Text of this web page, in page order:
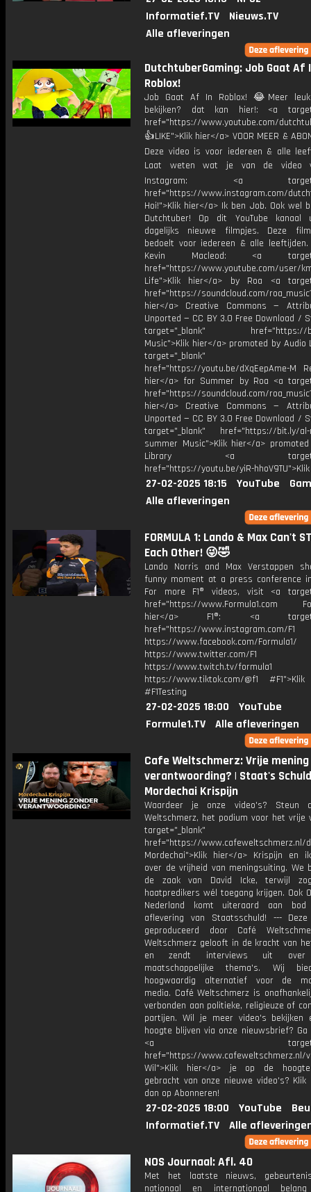
Informatief.TV
Nieuws.TV
Alle afleveringen
DutchtuberGaming: Job Gaat Af
Roblox!
Job Gaat Af In Roblox! 😂Meer
bekijken? dat kan hier!: <a
href="https://www.youtube.com/
👍LIKE">Klik hier</a> VOOR MEER &
Deze video is voor iedereen & alle
Laat weten wat je van de video
Instagram: <a
href="https://www.instagram.com/
Hoi!">Klik hier</a> Ik ben Job. Ook wel
Dutchtuber! Op dit YouTube kanaal
dagelijks nieuwe filmpjes. Deze
bedoelt voor iedereen & alle
Kevin Macleod: <a
href="https://www.youtube.com/user/
Life">Klik hier</a> by Roa <a
href="https://soundcloud.com/
hier</a> Creative Commons —
Unported — CC BY 3.0 Free Download /
target="_blank" href="https://
Music">Klik hier</a> promoted by Audio
target="_blank"
href="https://youtu.be/dXqEepAme-M
hier</a> for Summer by Roa <a
href="https://soundcloud.com/
hier</a> Creative Commons —
Unported — CC BY 3.0 Free Download /
target="_blank" href="https://bit.ly/al-
summer Music">Klik hier</a>
Library <a
href="https://youtu.be/yiR-
27-02-2025 18:15 YouTube
Alle afleveringen
FORMULA 1: Lando & Max Can't
Each Other! 😜🤣
Lando Norris and Max Verstappen
funny moment at a press conference
For more F1® videos, visit <a
href="https://www.Formula1.com
hier</a> F1®: <a
href="https://www.instagram.com/F1
https://www.facebook.com/Formula1/
https://www.twitter.com/F1
https://www.twitch.tv/formula1
https://www.tiktok.com/@f1
#F1Testing
27-02-2025 18:00
YouTube
Formule1.TV
Alle afleveringen
Cafe Weltschmerz: Vrije
verantwoording? | Staat's
Mordechai Krispijn
Waardeer je onze video's? Steun
Weltschmerz, het podium voor het vrije
target="_blank"
href="https://www.cafeweltschmerz.nl/
Mordechai">Klik hier</a> Krispijn en
over de vrijheid van meningsuiting. We
de zaak van David Icke, terwijl
haatpredikers wél toegang krijgen. Ook
Nederland komt uiteraard aan
aflevering van Staatsschuld! ---
geproduceerd door Café
Weltschmerz gelooft in de kracht van
en zendt interviews uit over
maatschappelijke thema's. Wij
hoogwaardig alternatief voor de
media. Café Weltschmerz is
verbonden aan politieke, religieuze of
partijen. Wil je meer video's bekijken
hoogte blijven via onze nieuwsbrief? Ga
<a
href="https://www.cafeweltschmerz.nl/
Wil">Klik hier</a> je op de
gebracht van onze nieuwe video's? Klik
dan op Abonneren!
27-02-2025 18:00 YouTube
Informatief.TV
Alle
NOS Journaal: Afl. 40
Met het laatste nieuws,
nationaal en internationaal